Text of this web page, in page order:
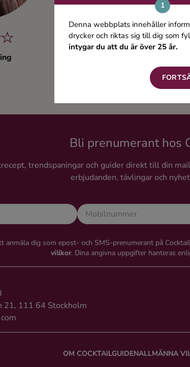
Denna webbplats innehåller
drycker och riktas sig till dig som
intygar du att du är över 25 år.
Bli prenumerant hos
trendspaningar och guider direkt till din
erbjudanden, tävlingar och
anmäla dig som epost- och SMS-prenumerant på
villkor. Dina angivna uppgifter hanteras
21, 111 64 Stockholm
OM COCKTAILGUIDENALLMÄNNA